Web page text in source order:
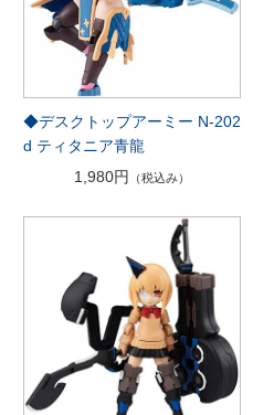
◆デスクトップアーミー N-202
d ティタニア青龍
1,980円
（税込み）